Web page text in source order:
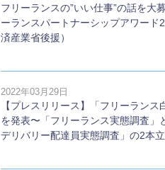
フリーランスの”いい仕事”の話を大
ーランスパートナーシップアワード
済産業省後援）
2022年03月29日
【プレスリリース】「フリーランス
を発表〜「フリーランス実態調査」
デリバリー配達員実態調査」の2本